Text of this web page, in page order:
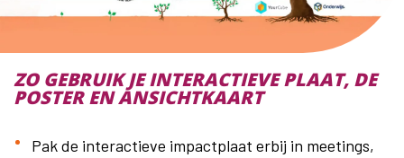
ZO GEBRUIK JE INTERACTIEVE PLAAT, DE
POSTER EN ANSICHTKAART
Pak de interactieve impactplaat erbij in meetings,